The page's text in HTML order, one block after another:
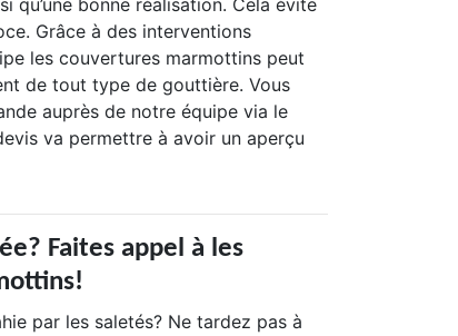
qu’une bonne réalisation. Cela évite
Grâce à des interventions
les couvertures marmottins peut
de tout type de gouttière. Vous
auprès de notre équipe via le
va permettre à avoir un aperçu
Faites appel à les
par les saletés? Ne tardez pas à